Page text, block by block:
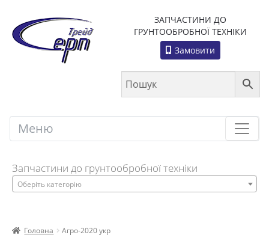
ЗАПЧАСТИНИ ДО
ГРУНТООБРОБНОЇ ТЕХНІКИ
Замовити
Меню Меню
Запчастини до грунтообробної техніки
Оберіть категорію
Головна Агро-2020 укр